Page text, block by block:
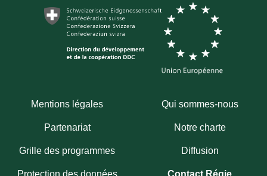
Mentions légales Qui sommes-nous
Partenariat Notre charte
Grille des programmes Diffusion
Protection des données Contact Régie